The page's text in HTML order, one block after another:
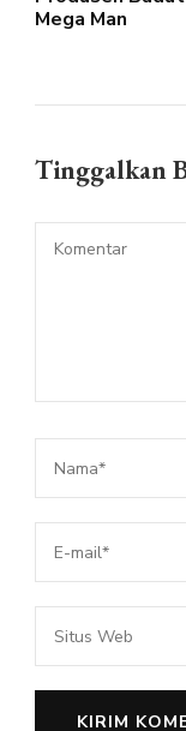
Mega Man
Tinggalkan